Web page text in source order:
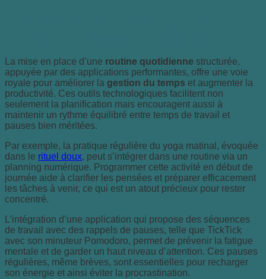
La mise en place d’une routine quotidienne structurée,
appuyée par des applications performantes, offre une voie
royale pour améliorer la gestion du temps et augmenter la
productivité. Ces outils technologiques facilitent non
seulement la planification mais encouragent aussi à
maintenir un rythme équilibré entre temps de travail et
pauses bien méritées.
Par exemple, la pratique régulière du yoga matinal, évoquée
dans le rituel doux, peut s’intégrer dans une routine via un
planning numérique. Programmer cette activité en début de
journée aide à clarifier les pensées et préparer efficacement
les tâches à venir, ce qui est un atout précieux pour rester
concentré.
L’intégration d’une application qui propose des séquences
de travail avec des rappels de pauses, telle que TickTick
avec son minuteur Pomodoro, permet de prévenir la fatigue
mentale et de garder un haut niveau d’attention. Ces pauses
régulières, même brèves, sont essentielles pour recharger
son énergie et ainsi éviter la procrastination.